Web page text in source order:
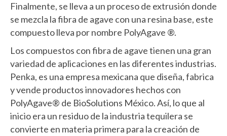
Finalmente, se lleva a un proceso de extrusión donde
se mezcla la fibra de agave con una resina base, este
compuesto lleva por nombre PolyAgave ®.
Los compuestos con fibra de agave tienen una gran
variedad de aplicaciones en las diferentes industrias.
Penka, es una empresa mexicana que diseña, fabrica
y vende productos innovadores hechos con
PolyAgave® de BioSolutions México. Así, lo que al
inicio era un residuo de la industria tequilera se
convierte en materia primera para la creación de